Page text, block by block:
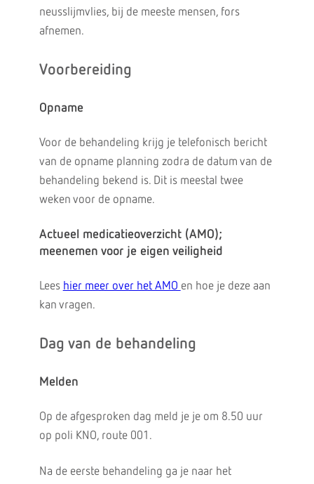
neusslijmvlies, bij de meeste mensen, fors
afnemen.
Voorbereiding
Opname
Voor de behandeling krijg je telefonisch bericht
van de opname planning zodra de datum van de
behandeling bekend is. Dit is meestal twee
weken voor de opname.
Actueel medicatieoverzicht (AMO);
meenemen voor je eigen veiligheid
Lees hier meer over het AMO en hoe je deze aan
kan vragen.
Dag van de behandeling
Melden
Op de afgesproken dag meld je je om 8.50 uur
op poli KNO, route 001.
Na de eerste behandeling ga je naar het